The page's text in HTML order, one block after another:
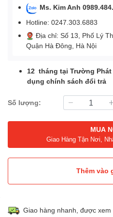
Ms. Kim Anh
Hotline: 0247.303.6883
Địa chỉ: Số 13, Phố Lý
Quận Hà Đông, Hà Nội
12 tháng tại Trường Phát
dụng chính sách đổi trả
Số lượng:
MUA
Giao Hàng Tận Nơi,
Thêm vào
Giao hàng nhanh, được